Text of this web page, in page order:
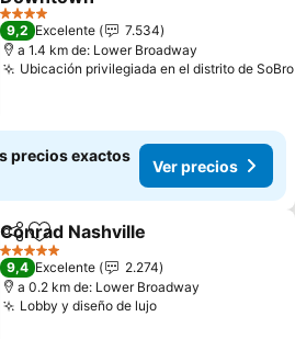
4 Estrellas
9,2 Excelente
7.534
a 1.4 km de: Lower Broadway
Ubicación privilegiada en el distrito de SoBro
precios exactos
Ver precios
CompartirAgregar a favoritos
Conrad Nashville
5 Estrellas
9,4 Excelente
2.274
a 0.2 km de: Lower Broadway
Lobby y diseño de lujo